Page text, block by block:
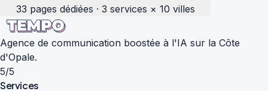
33 pages dédiées · 3 services × 10 villes
Agence de communication boostée à l'IA sur la Côte
d'Opale.
5/5
Services